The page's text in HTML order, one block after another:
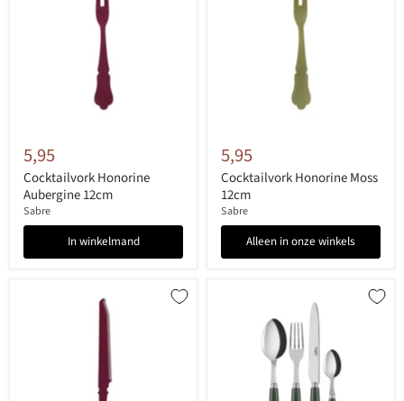
5,95
Cocktailvork Honorine
Aubergine 12cm
Sabre
In winkelmand
5,95
Cocktailvork Honorine Moss
12cm
Sabre
Alleen in onze winkels